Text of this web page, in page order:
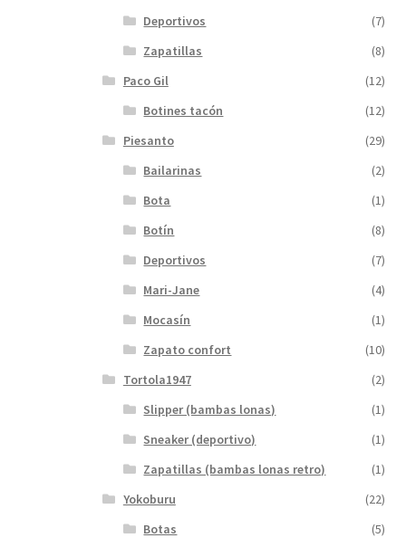
Deportivos
(7)
Zapatillas
(8)
Paco Gil
(12)
Botines tacón
(12)
Piesanto
(29)
Bailarinas
(2)
Bota
(1)
Botín
(8)
Deportivos
(7)
Mari-Jane
(4)
Mocasín
(1)
Zapato confort
(10)
Tortola1947
(2)
Slipper (bambas lonas)
(1)
Sneaker (deportivo)
(1)
Zapatillas (bambas lonas retro)
(1)
Yokoburu
(22)
Botas
(5)